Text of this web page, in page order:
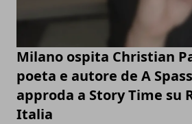
Milano ospita Christian
poeta e autore de A
approda a Story Time su
Italia